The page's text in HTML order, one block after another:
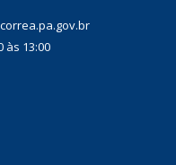
às 13:00